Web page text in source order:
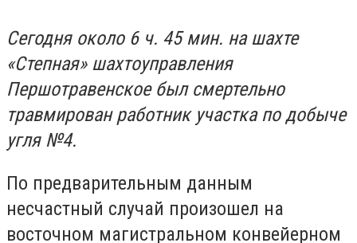
Сегодня около 6 ч. 45 мин. на шахте
«Степная» шахтоуправления
Першотравенское был смертельно
травмирован работник участка по добыче
угля №4.
По предварительным данным
несчастный случай произошел на
восточном магистральном конвейерном